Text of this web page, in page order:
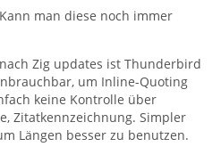
man diese noch immer
Zig updates ist Thunderbird
um Inline-Quoting
keine Kontrolle über
Zitatkennzeichnung. Simpler
Längen besser zu benutzen.